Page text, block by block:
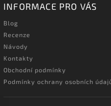
INFORMACE PRO VÁS
Blog
Recenze
Návody
Kontakty
Obchodní podmínky
Podmínky ochrany osobních